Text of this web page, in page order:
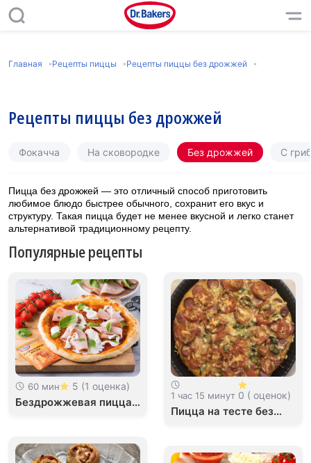
Главная Рецепты пиццы Рецепты пиццы без дрожжей
Рецепты пиццы без дрожжей
Фокачча На сковородке Без дрожжей С
Пицца без дрожжей — это отличный способ приготовить
любимое блюдо быстрее обычного, сохранит его вкус и
структуру. Такая пицца будет не менее вкусной и легко станет
альтернативой традиционному рецепту.
Популярные рецепты
60 мин 5 (1 оценка)
Бездрожжевая пицца
1 час 15 минут 0 ( оценок)
Пицца на тесте без